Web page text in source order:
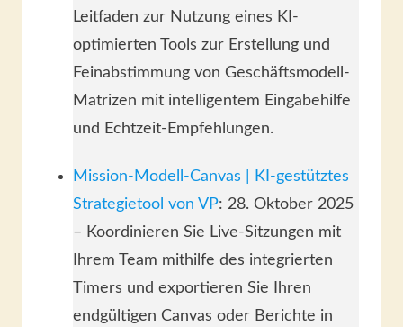
Leitfaden zur Nutzung eines KI-
optimierten Tools zur Erstellung und
Feinabstimmung von Geschäftsmodell-
Matrizen mit intelligentem Eingabehilfe
und Echtzeit-Empfehlungen.
Mission-Modell-Canvas | KI-gestütztes
Strategietool von VP: 28. Oktober 2025
– Koordinieren Sie Live-Sitzungen mit
Ihrem Team mithilfe des integrierten
Timers und exportieren Sie Ihren
endgültigen Canvas oder Berichte in